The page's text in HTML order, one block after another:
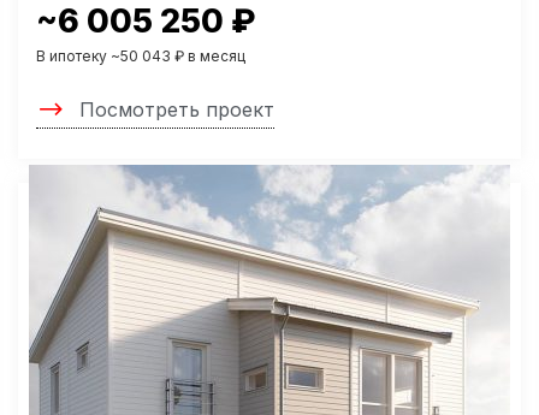
~6 005 250 ₽
В ипотеку ~50 043 ₽ в месяц
Посмотреть проект